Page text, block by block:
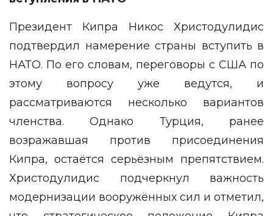
Президент Кипра Никос Христодулидис
подтвердил намерение страны вступить в
НАТО. По его словам, переговоры с США по
этому вопросу уже ведутся, и
рассматриваются несколько вариантов
членства. Однако Турция, ранее
возражавшая против присоединения
Кипра, остаётся серьёзным препятствием.
Христодулидис подчеркнул важность
модернизации вооружённых сил и отметил,